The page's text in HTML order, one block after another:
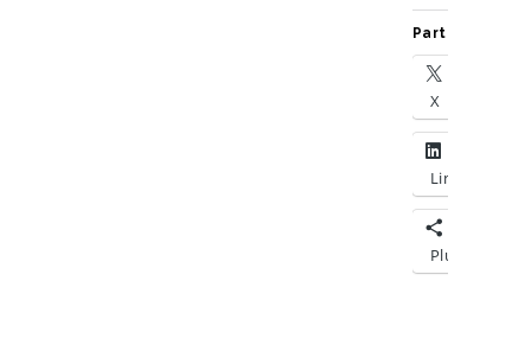
Partager :
X
LinkedIn
Plus